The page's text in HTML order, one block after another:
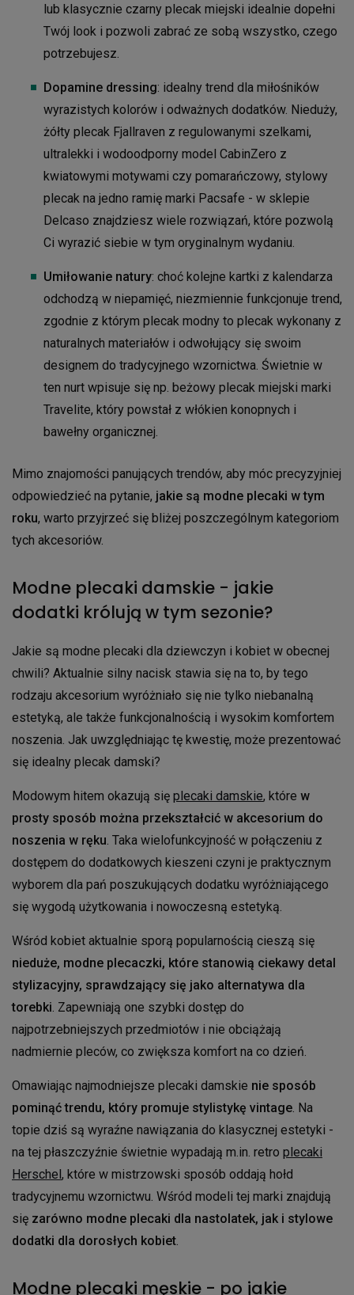
lub klasycznie czarny plecak miejski idealnie dopełni
Twój look i pozwoli zabrać ze sobą wszystko, czego
potrzebujesz.
Dopamine dressing: idealny trend dla miłośników
wyrazistych kolorów i odważnych dodatków. Nieduży,
żółty plecak Fjallraven z regulowanymi szelkami,
ultralekki i wodoodporny model CabinZero z
kwiatowymi motywami czy pomarańczowy, stylowy
plecak na jedno ramię marki Pacsafe - w sklepie
Delcaso znajdziesz wiele rozwiązań, które pozwolą
Ci wyrazić siebie w tym oryginalnym wydaniu.
Umiłowanie natury: choć kolejne kartki z kalendarza
odchodzą w niepamięć, niezmiennie funkcjonuje trend,
zgodnie z którym plecak modny to plecak wykonany z
naturalnych materiałów i odwołujący się swoim
designem do tradycyjnego wzornictwa. Świetnie w
ten nurt wpisuje się np. beżowy plecak miejski marki
Travelite, który powstał z włókien konopnych i
bawełny organicznej.
Mimo znajomości panujących trendów, aby móc precyzyjniej
odpowiedzieć na pytanie, jakie są modne plecaki w tym
roku, warto przyjrzeć się bliżej poszczególnym kategoriom
tych akcesoriów.
Modne plecaki damskie - jakie
dodatki królują w tym sezonie?
Jakie są modne plecaki dla dziewczyn i kobiet w obecnej
chwili? Aktualnie silny nacisk stawia się na to, by tego
rodzaju akcesorium wyróżniało się nie tylko niebanalną
estetyką, ale także funkcjonalnością i wysokim komfortem
noszenia. Jak uwzględniając tę kwestię, może prezentować
się idealny plecak damski?
Modowym hitem okazują się plecaki damskie, które w
prosty sposób można przekształcić w akcesorium do
noszenia w ręku . Taka wielofunkcyjność w połączeniu z
dostępem do dodatkowych kieszeni czyni je praktycznym
wyborem dla pań poszukujących dodatku wyróżniającego
się wygodą użytkowania i nowoczesną estetyką.
Wśród kobiet aktualnie sporą popularnością cieszą się
nieduże, modne plecaczki, które stanowią ciekawy detal
stylizacyjny, sprawdzający się jako alternatywa dla
torebki . Zapewniają one szybki dostęp do
najpotrzebniejszych przedmiotów i nie obciążają
nadmiernie pleców, co zwiększa komfort na co dzień.
Omawiając najmodniejsze plecaki damskie nie sposób
pominąć trendu, który promuje stylistykę vintage . Na
topie dziś są wyraźne nawiązania do klasycznej estetyki -
na tej płaszczyźnie świetnie wypadają m.in. retro plecaki
Herschel, które w mistrzowski sposób oddają hołd
tradycyjnemu wzornictwu. Wśród modeli tej marki znajdują
się zarówno modne plecaki dla nastolatek, jak i stylowe
dodatki dla dorosłych kobiet
Modne plecaki męskie - po jakie